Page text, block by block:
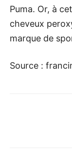
Puma. Or, à
cheveux
marque de
Source :